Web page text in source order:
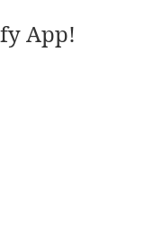
App!